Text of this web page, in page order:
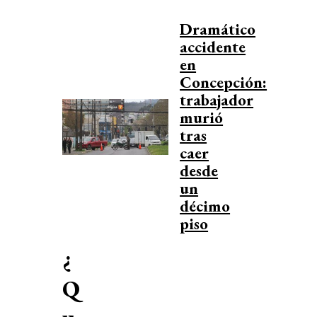
Dramático
accidente
en
Concepción:
trabajador
murió
tras
caer
desde
un
décimo
piso
¿
Q